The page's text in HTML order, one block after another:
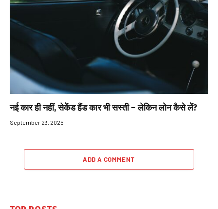
नई कार ही नहीं, सेकेंड हैंड कार भी सस्ती – लेकिन लोन कैसे लें?
September 23, 2025
ADD A COMMENT